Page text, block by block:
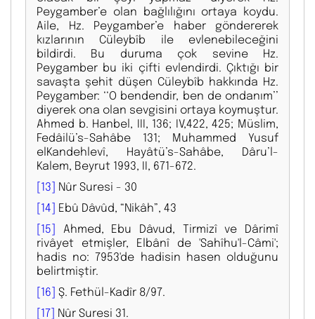
Peygamber’e olan bağlılığını ortaya koydu.
Aile, Hz. Peygamber’e haber göndererek
kızlarının Cüleybîb ile evlenebileceğini
bildirdi. Bu duruma çok sevine Hz.
Peygamber bu iki çifti evlendirdi. Çıktığı bir
savaşta şehit düşen Cüleybîb hakkında Hz.
Peygamber: ‘‘O bendendir, ben de ondanım’’
diyerek ona olan sevgisini ortaya koymuştur.
Ahmed b. Hanbel, III, 136; IV,422, 425; Müslim,
Fedâilü’s-Sahâbe 131; Muhammed Yusuf
elKandehlevî, Hayâtü’s-Sahâbe, Dâru’l-
Kalem, Beyrut 1993, II, 671-672.
[13] Nûr Suresi - 30
[14] Ebû Dâvûd, “Nikâh”, 43
[15] Ahmed, Ebu Dâvud, Tirmizî ve Dârimî
rivâyet etmişler, Elbânî de 'Sahîhu'l-Câmi';
hadis no: 7953'de hadisin hasen olduğunu
belirtmiştir.
[16] Ş. Fethül-Kadîr 8/97.
[17] Nûr Suresi 31.